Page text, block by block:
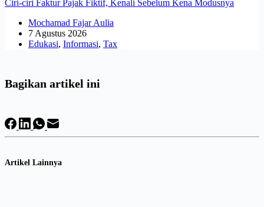
Ciri-ciri Faktur Pajak Fiktif, Kenali Sebelum Kena Modusnya
Mochamad Fajar Aulia
7 Agustus 2026
Edukasi, Informasi, Tax
Bagikan artikel ini
Artikel Lainnya